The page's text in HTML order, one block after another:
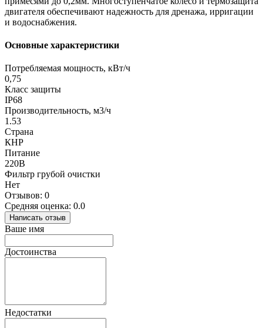
двигателя обеспечивают надежность для дренажа, ирригации
и водоснабжения.
Основные характеристики
Потребляемая мощность, кВт/ч
0,75
Класс защиты
IP68
Производительность, м3/ч
1.53
Страна
КНР
Питание
220В
Фильтр грубой очистки
Нет
Отзывов: 0
Средняя оценка: 0.0
Написать отзыв
Ваше имя
Достоинства
Недостатки